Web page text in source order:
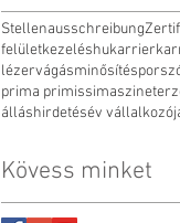
Stellenausschreibung
felületkezeléshukarrier
lézervágásminősítés
prima primissima
álláshirdetésév
Kövess minket